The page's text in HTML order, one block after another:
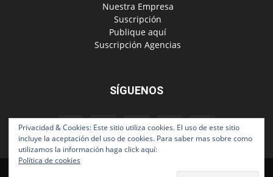
‎ Nuestra Empresa
‎ Suscripción
‎ Publique aquí
‎ Suscripción Agencias
SÍGUENOS
Privacidad & Cookies: Este sitio utiliza cookies. El uso de este sitio
incluye la aceptación del uso de cookies. Para saber mas sobre como
utilizamos la información haga click aquí:
Política de cookies